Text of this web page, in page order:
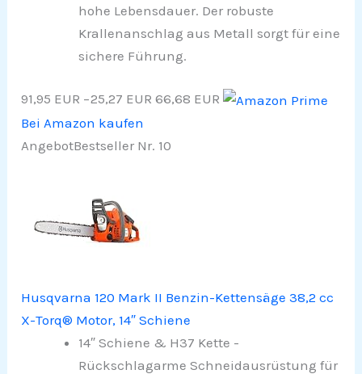
hohe Lebensdauer. Der robuste
Krallenanschlag aus Metall sorgt für eine
sichere Führung.
91,95 EUR −25,27 EUR 66,68 EUR
Bei Amazon kaufen
AngebotBestseller Nr. 10
Husqvarna 120 Mark II Benzin-Kettensäge 38,2 cc
X-Torq® Motor, 14″ Schiene
14″ Schiene & H37 Kette -
Rückschlagarme Schneidausrüstung für